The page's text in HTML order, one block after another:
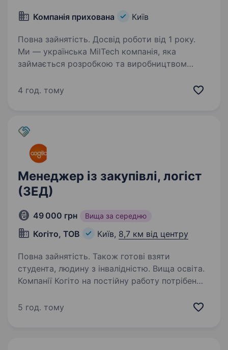
Компанія прихована Київ
Повна зайнятість. Досвід роботи від 1 року.
Ми — українська MilTech компанія, яка
займається розробкою та виробництвом
Ми активно масштабуємося, і тому шукаємо
4 год. тому
Менеджер із закупівлі, логіст
(ЗЕД)
49 000 грн Вища за середню
Когіто, ТОВ Київ, 8,7 км від центру
Повна зайнятість. Також готові взяти
студента, людину з інвалідністю. Вища освіта.
Компанії Когіто на постійну работу потрібен
компонентов (електротехніка, електроніка,
5 год. тому